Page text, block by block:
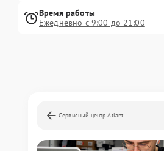
Время работы
Ежедневно с 9:00 до 21:00
Сервисный центр Atlant